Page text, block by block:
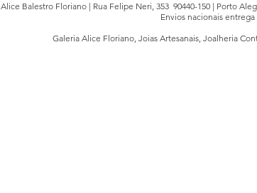
Alice Balestro Floriano | Rua Felipe Neri, 353 90440-150 | Porto
Envios nacionais
Galeria Alice Floriano, Joias Artesanais, Joalheria